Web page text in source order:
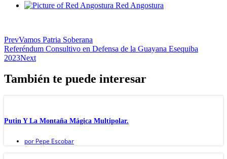
Red Angostura
PrevVamos Patria Soberana
Referéndum Consultivo en Defensa de la Guayana Esequiba
2023Next
También te puede interesar
Putin Y La Montaña Mágica Multipolar.
por Pepe Escobar